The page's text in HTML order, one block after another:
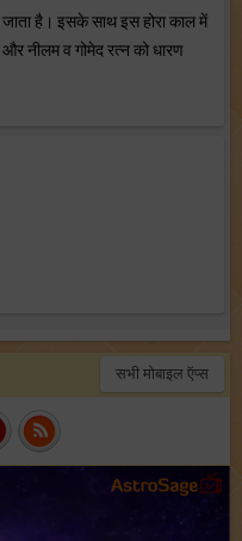
जाता है। इसके साथ इस होरा काल में
नीलम व गोमेद रत्न को धारण
सभी मोबाइल ऍप्स